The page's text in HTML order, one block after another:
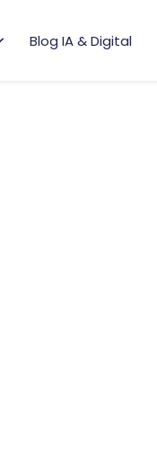
Blog IA & Digital